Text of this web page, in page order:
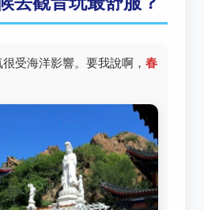
受海洋影響。要我說啊， 春